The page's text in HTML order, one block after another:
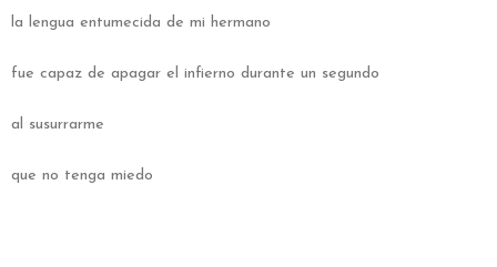
la lengua entumecida de mi hermano
fue capaz de apagar el infierno durante un segundo
al susurrarme
que no tenga miedo